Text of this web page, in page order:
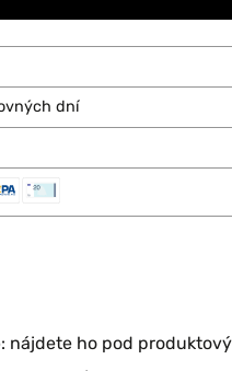
dní
: nájdete ho pod